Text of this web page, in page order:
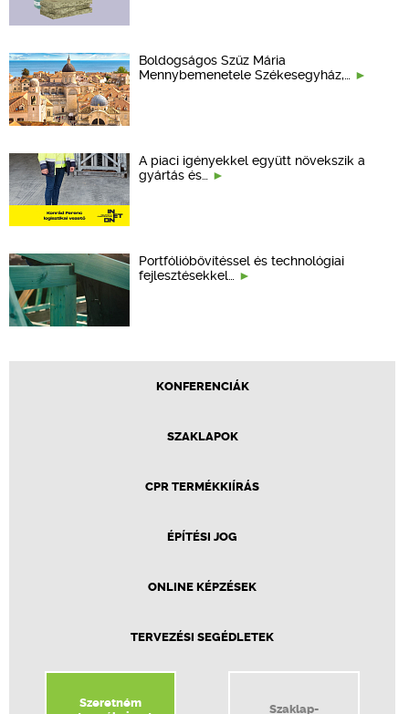
Boldogságos Szűz Mária
Mennybemenetele Székesegyház,…
A piaci igényekkel együtt növekszik a
gyártás és…
Portfólióbővítéssel és technológiai
fejlesztésekkel…
KONFERENCIÁK
SZAKLAPOK
CPR TERMÉKKIÍRÁS
ÉPÍTÉSI JOG
ONLINE KÉPZÉSEK
TERVEZÉSI SEGÉDLETEK
Szeretném
Szaklap-